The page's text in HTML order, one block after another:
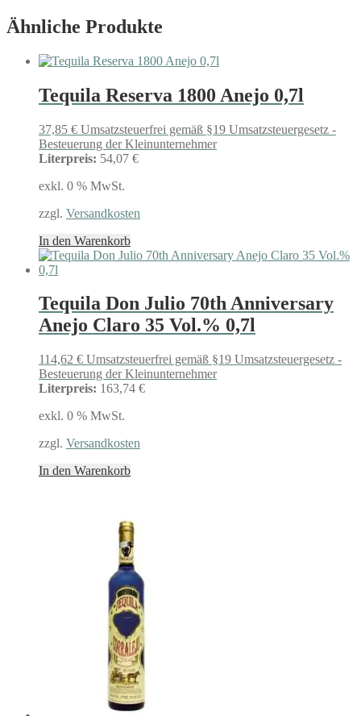
Ähnliche Produkte
Tequila Reserva 1800 Anejo 0,7l
37,85 € Umsatzsteuerfrei gemäß §19 Umsatzsteuergesetz -
Besteuerung der Kleinunternehmer
Literpreis: 54,07 €
exkl. 0 % MwSt.
zzgl. Versandkosten
In den Warenkorb
Tequila Don Julio 70th Anniversary
Anejo Claro 35 Vol.% 0,7l
114,62 € Umsatzsteuerfrei gemäß §19 Umsatzsteuergesetz -
Besteuerung der Kleinunternehmer
Literpreis: 163,74 €
exkl. 0 % MwSt.
zzgl. Versandkosten
In den Warenkorb